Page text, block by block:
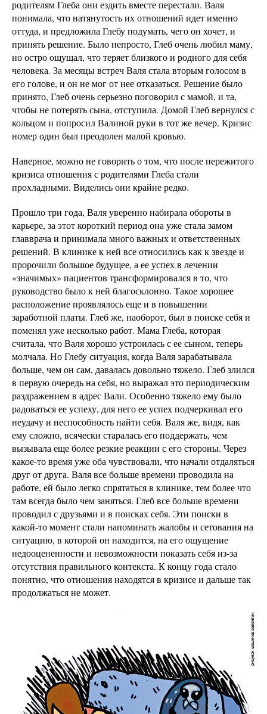
родителям Глеба они ездить вместе перестали. Валя
понимала, что натянутость их отношений идет именно
оттуда, и предложила Глебу подумать, чего он хочет, и
принять решение. Было непросто, Глеб очень любил маму,
но остро ощущал, что теряет близкого и родного для себя
человека. За месяцы встреч Валя стала вторым голосом в
его голове, и он не мог от нее отказаться. Решение было
принято, Глеб очень серьезно поговорил с мамой, и та,
чтобы не потерять сына, отступила. Домой Глеб вернулся с
кольцом и попросил Валиной руки в тот же вечер. Кризис
номер один был преодолен малой кровью.
Наверное, можно не говорить о том, что после пережитого
кризиса отношения с родителями Глеба стали
прохладными. Виделись они крайне редко.
Прошло три года, Валя уверенно набирала обороты в
карьере, за этот короткий период она уже стала замом
главврача и принимала много важных и ответственных
решений. В клинике к ней все относились как к звезде и
пророчили большое будущее, а ее успех в лечении
«значимых» пациентов трансформировался в то, что
руководство было к ней благосклонно. Такое хорошее
расположение проявлялось еще и в повышении
заработной платы. Глеб же, наоборот, был в поиске себя и
поменял уже несколько работ. Мама Глеба, которая
считала, что Валя хорошо устроилась с ее сыном, теперь
молчала. Но Глебу ситуация, когда Валя зарабатывала
больше, чем он сам, давалась довольно тяжело. Глеб злился
в первую очередь на себя, но выражал это периодическим
раздражением в адрес Вали. Особенно тяжело ему было
радоваться ее успеху, для него ее успех подчеркивал его
неудачу и неспособность найти себя. Валя же, видя, как
ему сложно, всячески старалась его поддержать, чем
вызывала еще более резкие реакции с его стороны. Через
какое-то время уже оба чувствовали, что начали отдаляться
друг от друга. Валя все больше времени проводила на
работе, ей было легко спрятаться в клинике, тем более что
там всегда было чем заняться. Глеб все больше времени
проводил с друзьями и в поисках себя. Эти поиски в
какой-то момент стали напоминать жалобы и сетования на
ситуацию, в которой он находится, на его ощущение
недооцененности и невозможности показать себя из-за
отсутствия правильного контекста. К концу года стало
понятно, что отношения находятся в кризисе и дальше так
продолжаться не может.